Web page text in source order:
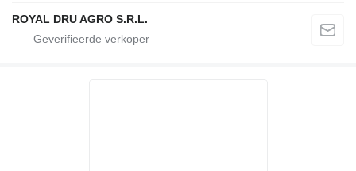
ROYAL DRU AGRO S.R.L.